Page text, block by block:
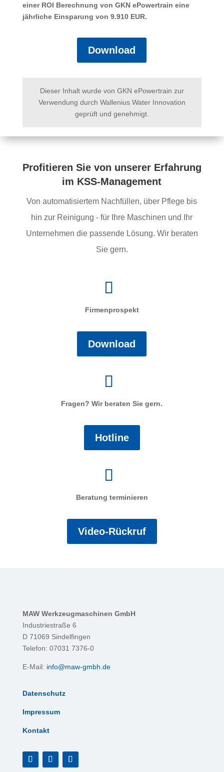
einer ROI Berechnung von GKN ePowertrain eine
jährliche Einsparung von 9.910 EUR.
Download
Dieser Inhalt wurde von GKN ePowertrain zur
Verwendung durch Wallenius Water Innovation
geprüft und genehmigt.
Profitieren Sie von unserer Erfahrung
im KSS-Management
Von automatisiertem Nachfüllen, über Pflege bis
hin zur Reinigung - für Ihre Maschinen und Ihr
Unternehmen die passende Lösung. Wir beraten
Sie gern.
Firmenprospekt
Download
Fragen? Wir beraten Sie gern.
Hotline
Beratung terminieren
Video-Rückruf
MAW Werkzeugmaschinen GmbH
Industriestraße 6
D 71069 Sindelfingen
Telefon: 07031 7376-0
E-Mail: info@maw-gmbh.de
Datenschutz
Impressum
Kontakt